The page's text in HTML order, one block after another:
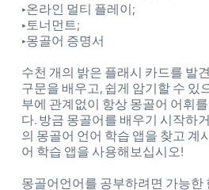
‣온라인 멀티 플레이;
‣토너먼트;
‣몽골어 증명서
수천 개의 밝은 플래시 카드를 발
구문을 배우고, 쉽게 암기할 수 있
부에 관계없이 항상 몽골어 어휘
다. 방금 몽골어를 배우기 시작하
의 몽골어 언어 학습 앱을 찾고 계
어 학습 앱을 사용해보십시오!
몽골어언어를 공부하려면 가능한